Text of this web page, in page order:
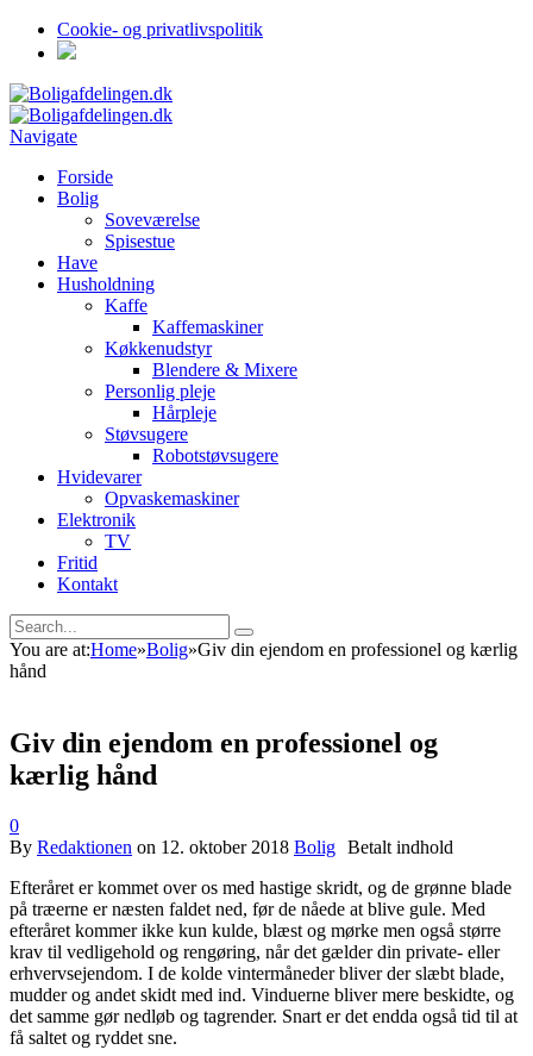
Cookie- og privatlivspolitik
Navigate
Forside
Bolig
Soveværelse
Spisestue
Have
Husholdning
Kaffe
Kaffemaskiner
Køkkenudstyr
Blendere & Mixere
Personlig pleje
Hårpleje
Støvsugere
Robotstøvsugere
Hvidevarer
Opvaskemaskiner
Elektronik
TV
Fritid
Kontakt
You are at:Home»Bolig»Giv din ejendom en professionel og kærlig
hånd
Giv din ejendom en professionel og
kærlig hånd
0
By Redaktionen on 12. oktober 2018 Bolig
Efteråret er kommet over os med hastige skridt, og de grønne blade
på træerne er næsten faldet ned, før de nåede at blive gule. Med
efteråret kommer ikke kun kulde, blæst og mørke men også større
krav til vedligehold og rengøring, når det gælder din private- eller
erhvervsejendom. I de kolde vintermåneder bliver der slæbt blade,
mudder og andet skidt med ind. Vinduerne bliver mere beskidte, og
det samme gør nedløb og tagrender. Snart er det endda også tid til at
få saltet og ryddet sne.